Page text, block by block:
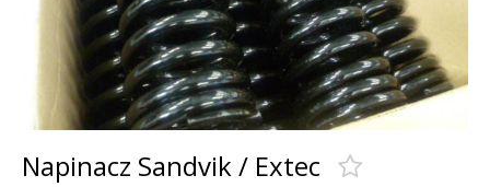
Napinacz Sandvik / Extec